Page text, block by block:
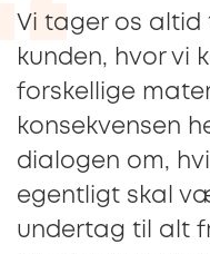
Vi tager os altid
kunden, hvor vi
forskellige
konsekvensen
dialogen om,
egentligt skal
undertag til alt